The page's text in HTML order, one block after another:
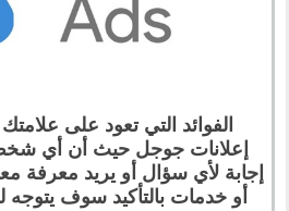
الفوائد التي تعود على
إعلانات جوجل حيث أن أي
إجابة لأي سؤال أو يريد معرفة
أو خدمات بالتأكيد سوف